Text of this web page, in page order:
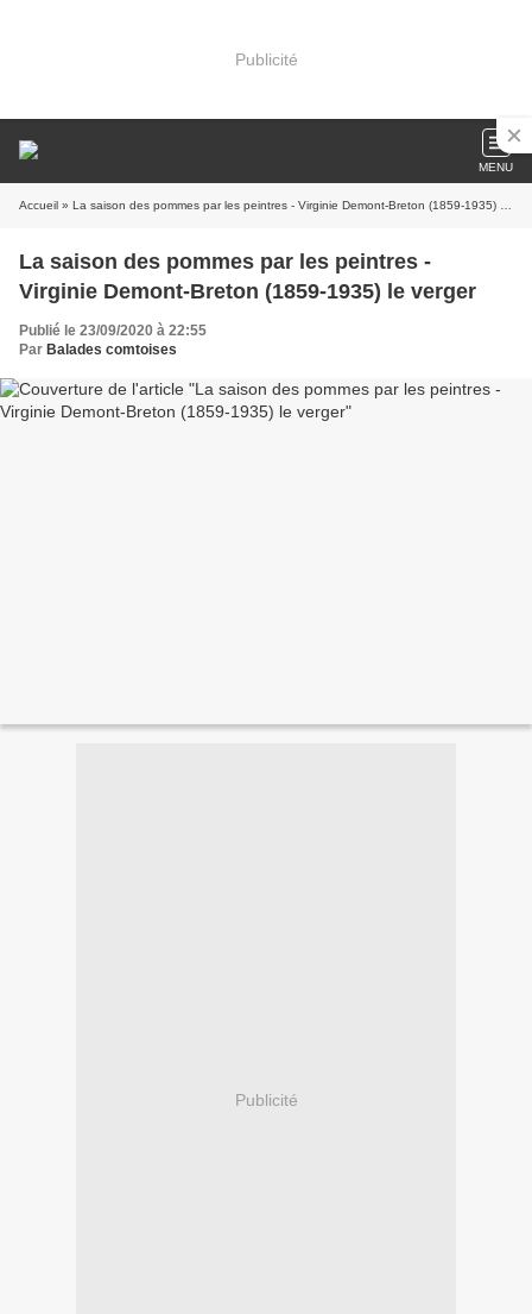
Publicité
MENU
Accueil » La saison des pommes par les peintres - Virginie Demont-Breton (1859-1935) le verger
La saison des pommes par les peintres -
Virginie Demont-Breton (1859-1935) le verger
Publié le 23/09/2020 à 22:55
Par Balades comtoises
Publicité